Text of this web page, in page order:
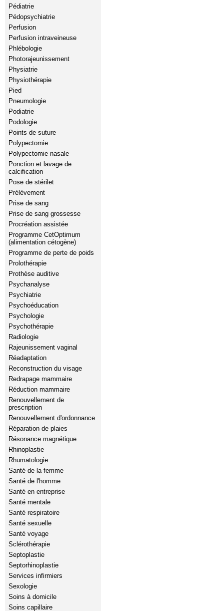
Pédiatrie
Pédopsychiatrie
Perfusion
Perfusion intraveineuse
Phlébologie
Photorajeunissement
Physiatrie
Physiothérapie
Pied
Pneumologie
Podiatrie
Podologie
Points de suture
Polypectomie
Polypectomie nasale
Ponction et lavage de
calcification
Pose de stérilet
Prélèvement
Prise de sang
Prise de sang grossesse
Procréation assistée
Programme CetOptimum
(alimentation cétogène)
Programme de perte de poids
Prolothérapie
Prothèse auditive
Psychanalyse
Psychiatrie
Psychoéducation
Psychologie
Psychothérapie
Radiologie
Rajeunissement vaginal
Réadaptation
Reconstruction du visage
Redrapage mammaire
Réduction mammaire
Renouvellement de
prescription
Renouvellement d'ordonnance
Réparation de plaies
Résonance magnétique
Rhinoplastie
Rhumatologie
Santé de la femme
Santé de l'homme
Santé en entreprise
Santé mentale
Santé respiratoire
Santé sexuelle
Santé voyage
Sclérothérapie
Septoplastie
Septorhinoplastie
Services infirmiers
Sexologie
Soins à domicile
Soins capillaire